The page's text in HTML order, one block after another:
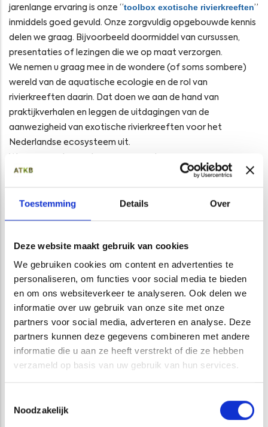
Toestemming Details Over
Deze website maakt gebruik van cookies
We gebruiken cookies om content en advertenties te
personaliseren, om functies voor social media te bieden
en om ons websiteverkeer te analyseren. Ook delen we
informatie over uw gebruik van onze site met onze
partners voor social media, adverteren en analyse. Deze
partners kunnen deze gegevens combineren met andere
informatie die u aan ze heeft verstrekt of die ze hebben
verzameld op basis van uw gebruik van hun services.
Noodzakelijk
jarenlange ervaring is onze “toolbox exotische rivierkreeften”
inmiddels goed gevuld. Onze zorgvuldig opgebouwde kennis
delen we graag. Bijvoorbeeld doormiddel van cursussen,
presentaties of lezingen die we op maat verzorgen.
We nemen u graag mee in de wondere (of soms sombere)
wereld van de aquatische ecologie en de rol van
rivierkreeften daarin. Dat doen we aan de hand van
praktijkverhalen en leggen de uitdagingen van de
aanwezigheid van exotische rivierkreeften voor het
Nederlandse ecosysteem uit.
Bestaan er ook inheemse rivierkreeften?
Welke soorten zijn er in Nederland?
Welke problematiek speelt er?
afdoende oplossing?
Aan welke oplossingsrichtingen werken we?
Hoe verhogen we de veerkracht van het ecosysteem?
Uiteraard wordt de lezing afgestemd op de locatie en het
publiek.
Afhankelijk van het aantal deelnemers kan deze ook op een
van onze vestigingen in Assen, Waardenburg, Wageningen,
Middelharnis of Zoetermeer worden gegeven.
Interesse? Neem contact met ons op viainfo@at-kb.nlof